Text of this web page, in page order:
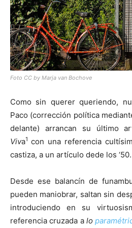
Foto CC by Marja van Bochove
Como sin querer queriendo,
Paco (corrección política
delante) arrancan su último
Viva1 con una referencia
castiza, a un artículo dede los ‘50.
Desde ese balancín de
pueden maniobrar, saltan sin
introduciendo en su
referencia cruzada a lo